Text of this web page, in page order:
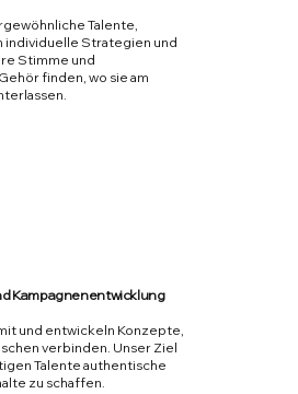
Talente,
individuelle Strategien und
Stimme und
finden, wo sie am
Kampagnenentwicklung
und entwickeln Konzepte,
verbinden. Unser Ziel
Talente authentische
zu schaffen.